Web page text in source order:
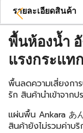
รายละเอียดสินค้า
พื้นห้องน้ำ
แรงกระแทก
พื้นลดความเสี่ยงกา
รัก สินค้านำเข้าจาก
แผ่นพื้น Ankara あ
สินค้ายังไม่รวมค่าบ